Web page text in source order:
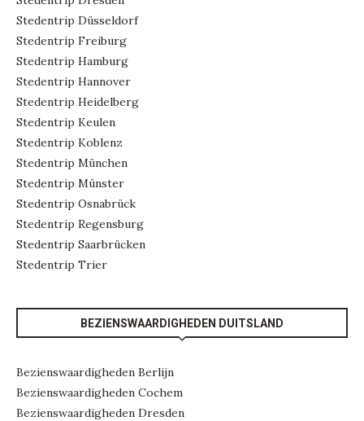
Stedentrip Düsseldorf
Stedentrip Freiburg
Stedentrip Hamburg
Stedentrip Hannover
Stedentrip Heidelberg
Stedentrip Keulen
Stedentrip Koblenz
Stedentrip München
Stedentrip Münster
Stedentrip Osnabrück
Stedentrip Regensburg
Stedentrip Saarbrücken
Stedentrip Trier
BEZIENSWAARDIGHEDEN DUITSLAND
Bezienswaardigheden Berlijn
Bezienswaardigheden Cochem
Bezienswaardigheden Dresden